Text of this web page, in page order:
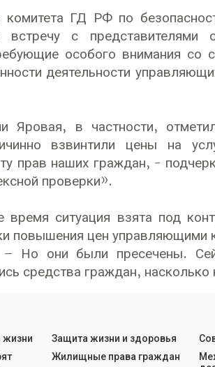
комитета ГД РФ по
с
особого внимания со
деятельности
Яровая, в частности,
взвинтили цены на
прав наших граждан, -
проверки».
ситуация взята под
повышения цен управляющими
– Но они были пресечены.
средства граждан,
жизни
Защита жизни и здоровья
Жилищные права граждан